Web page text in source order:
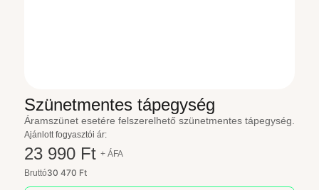
Szünetmentes tápegység
Áramszünet esetére felszerelhető szünetmentes tápegység.
Ajánlott fogyasztói ár:
23 990 Ft + ÁFA
Bruttó30 470 Ft